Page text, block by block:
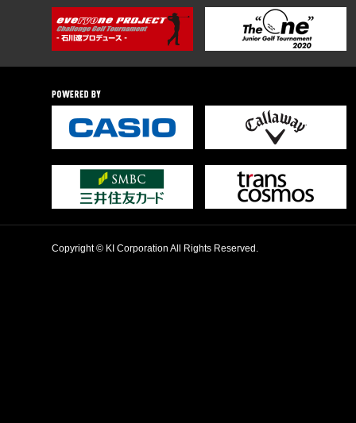
Copyright © KI Corporation All Rights Reserved.